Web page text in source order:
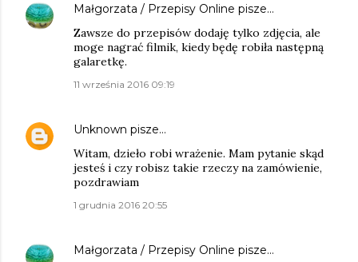
Małgorzata / Przepisy Online pisze…
Zawsze do przepisów dodaję tylko zdjęcia, ale
moge nagrać filmik, kiedy będę robiła następną
galaretkę.
11 września 2016 09:19
Unknown pisze…
Witam, dzieło robi wrażenie. Mam pytanie skąd
jesteś i czy robisz takie rzeczy na zamówienie,
pozdrawiam
1 grudnia 2016 20:55
Małgorzata / Przepisy Online pisze…